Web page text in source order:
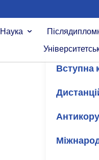
Наука
Вступна